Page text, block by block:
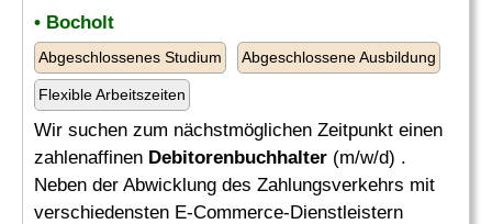
• Bocholt
Abgeschlossenes Studium Abgeschlossene Ausbildung
Flexible Arbeitszeiten
Wir suchen zum nächstmöglichen Zeitpunkt einen
zahlenaffinen Debitorenbuchhalter (m/w/d) .
Neben der Abwicklung des Zahlungsverkehrs mit
verschiedensten E-Commerce-Dienstleistern